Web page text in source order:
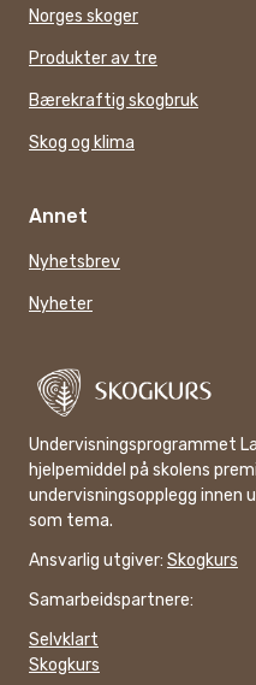
Norges skoger
Produkter av tre
Bærekraftig skogbruk
Skog og klima
Annet
Nyhetsbrev
Nyheter
Undervisningsprogrammet
hjelpemiddel på skolens
undervisningsopplegg innen
som tema.
Ansvarlig utgiver: Skogkurs
Samarbeidspartnere:
Selvklart
Skogkurs